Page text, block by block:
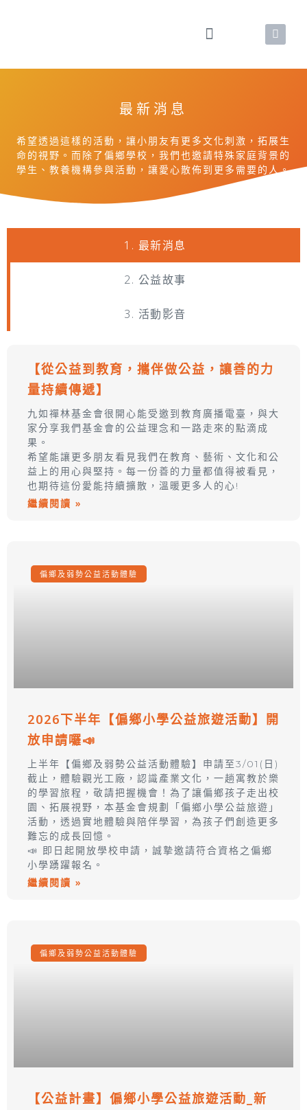
最新消息
希望透過這樣的活動，讓小朋友有更多文化刺激，拓展生
命的視野。而除了偏鄉學校，我們也邀請特殊家庭背景的
學生、教養機構參與活動，讓愛心散佈到更多需要的人。
1. 最新消息
2. 公益故事
3. 活動影音
【從公益到教育，攜伴做公益，讓善的力
量持續傳遞】
九如禪林基金會很開心能受邀到教育廣播電臺，與大
家分享我們基金會的公益理念和一路走來的點滴成
果。
希望能讓更多朋友看見我們在教育、藝術、文化和公
益上的用心與堅持。每一份善的力量都值得被看見，
也期待這份愛能持續擴散，溫暖更多人的心!
繼續閱讀 »
偏鄉及弱勢公益活動體驗
2026下半年【偏鄉小學公益旅遊活動】開
放申請囉📣
上半年【偏鄉及弱勢公益活動體驗】申請至3/01(日)
截止，體驗觀光工廠，認識產業文化，一趟寓教於樂
的學習旅程，敬請把握機會！為了讓偏鄉孩子走出校
園、拓展視野，本基金會規劃「偏鄉小學公益旅遊」
活動，透過實地體驗與陪伴學習，為孩子們創造更多
難忘的成長回憶。
📣 即日起開放學校申請，誠摯邀請符合資格之偏鄉
小學踴躍報名。
繼續閱讀 »
偏鄉及弱勢公益活動體驗
【公益計畫】偏鄉小學公益旅遊活動_新